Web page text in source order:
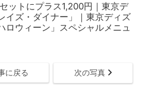
ットにプラス1,200円｜東京デ
イズ・ダイナー」｜東京ディズ
ロウィーン」スペシャルメニュ
に戻る 次の写真